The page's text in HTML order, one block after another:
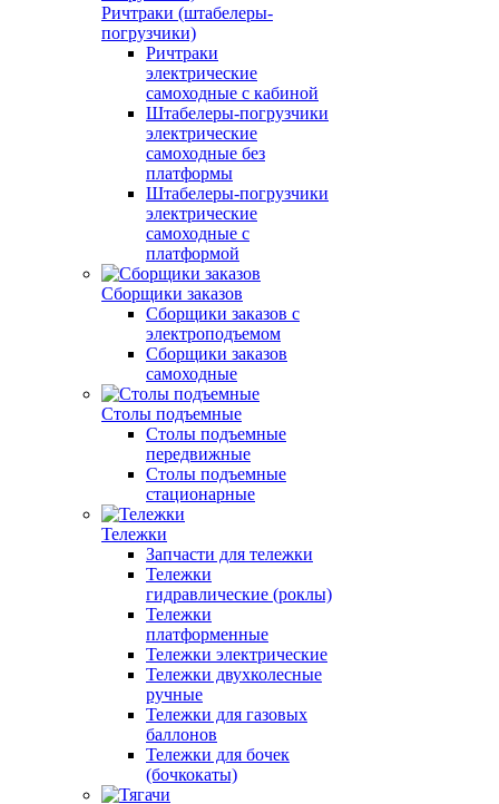
Ричтраки (штабелеры-
погрузчики)
Ричтраки
электрические
самоходные с кабиной
Штабелеры-погрузчики
электрические
самоходные без
платформы
Штабелеры-погрузчики
электрические
самоходные с
платформой
Сборщики заказов
Сборщики заказов с
электроподъемом
Сборщики заказов
самоходные
Столы подъемные
Столы подъемные
передвижные
Столы подъемные
стационарные
Тележки
Запчасти для тележки
Тележки
гидравлические (роклы)
Тележки
платформенные
Тележки электрические
Тележки двухколесные
ручные
Тележки для газовых
баллонов
Тележки для бочек
(бочкокаты)